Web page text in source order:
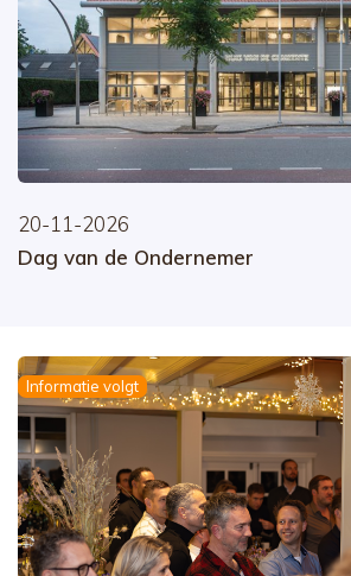
20-11-2026
Dag van de Ondernemer
Informatie volgt